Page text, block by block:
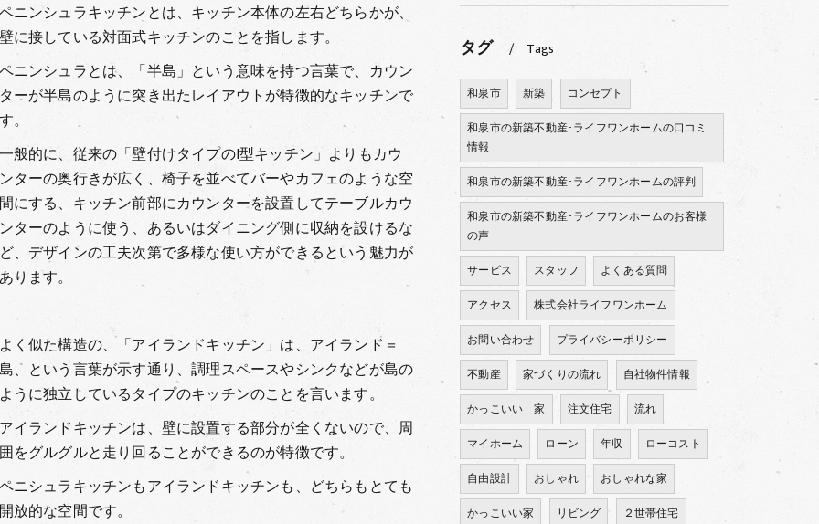
ニンシュラキッチンとは、キッチン本体の左右どちらかが、
に接している対面式キッチンのことを指します。
ニンシュラとは、「半島」という意味を持つ言葉で、カウン
ーが半島のように突き出たレイアウトが特徴的なキッチンで
。
般的に、従来の「壁付けタイプのI型キッチン」よりもカウ
ターの奥行きが広く、椅子を並べてバーやカフェのような空
にする、キッチン前部にカウンターを設置してテーブルカウ
ターのように使う、あるいはダイニング側に収納を設けるな
、デザインの工夫次第で多様な使い方ができるという魅力が
ります。
く似た構造の、「アイランドキッチン」は、アイランド＝
、という言葉が示す通り、調理スペースやシンクなどが島の
うに独立しているタイプのキッチンのことを言います。
イランドキッチンは、壁に設置する部分が全くないので、周
をグルグルと走り回ることができるのが特徴です。
ニシュラキッチンもアイランドキッチンも、どちらもとても
放的な空間です。
タグ Tags
和泉市 新築
コンセプト
和泉市の新築不動産･ライフワンホームの口コミ
情報
和泉市の新築不動産･ライフワンホームの評判
和泉市の新築不動産･ライフワンホームのお客様
の声
サービス
スタッフ
よくある質問
アクセス
株式会社ライフワンホーム
お問い合わせ
プライバシーポリシー
不動産
家づくりの流れ
自社物件情報
かっこいい 家
注文住宅
流れ
マイホーム
ローン 年収
ローコスト
自由設計
おしゃれ
おしゃれな家
かっこいい家
リビング
２世帯住宅